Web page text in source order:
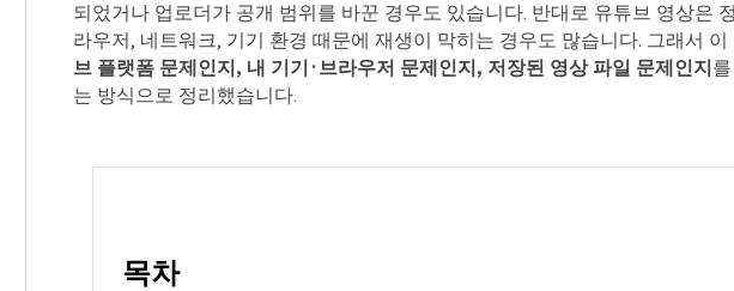
되었거나 업로더가 공개 범위를 바꾼 경우도 있습니다. 반대로 유튜브 영상은
라우저, 네트워크, 기기 환경 때문에 재생이 막히는 경우도 많습니다. 그래서
브 플랫폼 문제인지, 내 기기·브라우저 문제인지, 저장된 영상 파일 문제인지
는 방식으로 정리했습니다.
목차